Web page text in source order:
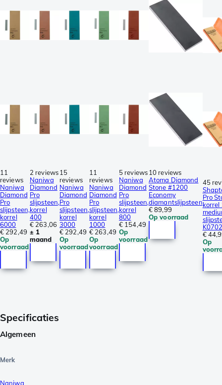
11
reviews
Naniwa
Diamond
Pro
slijpsteen,
korrel
6000
€ 292,49
Op
voorraad
2 reviews
Naniwa
Diamond
Pro
slijpsteen,
korrel
400
€ 263,06
± 1
maand
15
reviews
Naniwa
Diamond
Pro
slijpsteen,
korrel
3000
€ 292,49
Op
voorraad
11
reviews
Naniwa
Diamond
Pro
slijpsteen,
korrel
1000
€ 263,49
Op
voorraad
5 reviews
Naniwa
Diamond
Pro
slijpsteen,
korrel
800
€ 154,49
Op
voorraad
10 reviews
Atoma Diamond
Stone #1200
Economy
diamantslijpsteen
€ 89,99
Op voorraad
45
Pro
korrel
€
Op
Specificaties
Algemeen
Merk
Naniwa